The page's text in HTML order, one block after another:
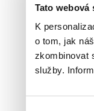
Tato webová
K
o tom, jak
zkombinovat
služby.